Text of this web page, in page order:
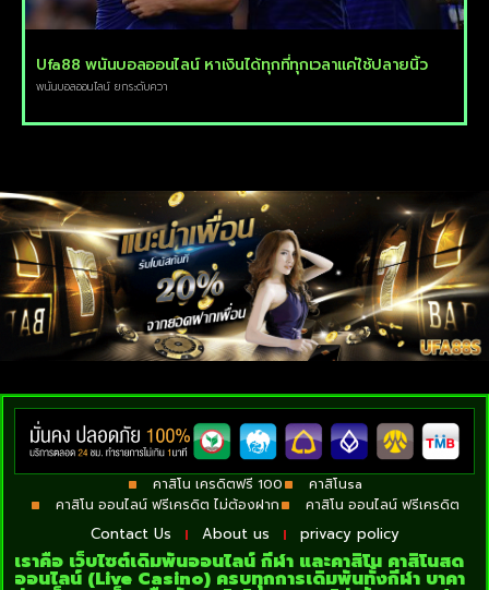
Ufa88 พนันบอลออนไลน์ หาเงินได้ทุกที่ทุกเวลาแค่ใช้ปลายนิ้ว
พนันบอลออนไลน์ ยกระดับควา
คาสิโน เครดิตฟรี 100
คาสิโนsa
คาสิโน ออนไลน์ ฟรีเครดิต ไม่ต้องฝาก
คาสิโน ออนไลน์ ฟรีเครดิต
Contact Us About us privacy policy
เราคือ เว็บไซต์เดิมพันออนไลน์ กีฬา และคาสิโน คาสิโนสด
ออนไลน์ (Live Casino) ครบทุกการเดิมพันทั้งกีฬา บาคา